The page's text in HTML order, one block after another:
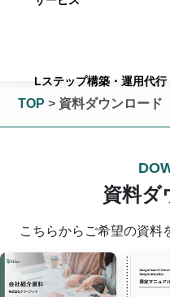
Lステップ構築・運用代行
TOP > 資料ダウンロード
資料ダ
こちらからご希望の資料